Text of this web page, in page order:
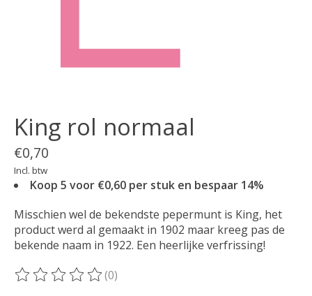
King rol normaal
€0,70
Incl. btw
Koop 5 voor €0,60 per stuk en bespaar 14%
Misschien wel de bekendste pepermunt is King, het
product werd al gemaakt in 1902 maar kreeg pas de
bekende naam in 1922. Een heerlijke verfrissing!
De beoordeling van dit product is
(0)